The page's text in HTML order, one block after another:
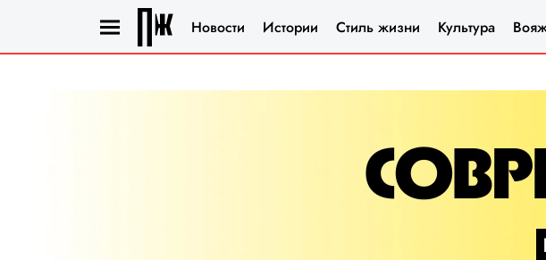
Новости Истории Стиль жизни Культура